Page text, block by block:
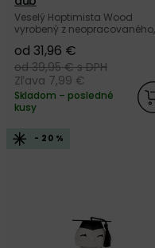
Veselý Hoptimista Wood
vyrobený z neopracovaného,
dánskej značky Hoptimist.
od 31,96 €
od 39,95 €s DPH
Zľava 7,99 €
Skladom – posledné
kusy
- 20 %